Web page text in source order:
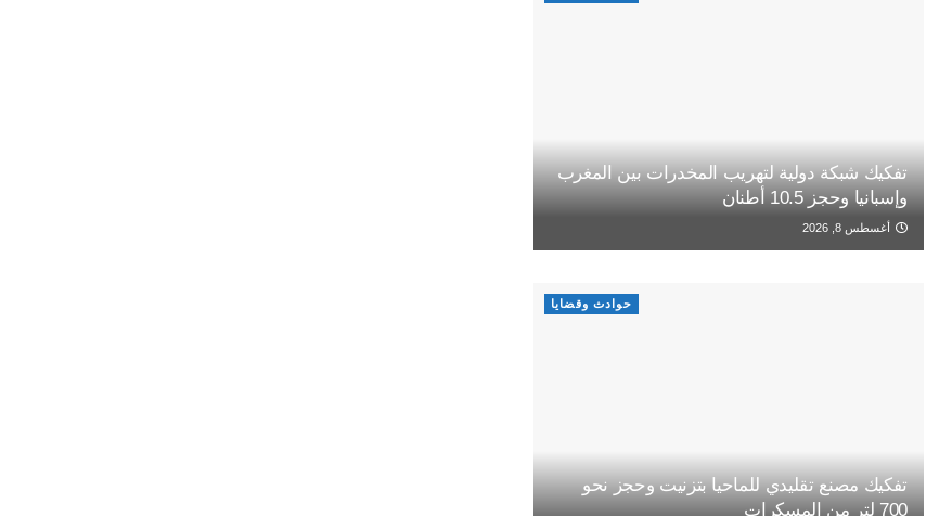
تفكيك شبكة دولية لتهريب المخدرات بين المغرب
وإسبانيا وحجز 10.5 أطنان
أغسطس 8, 2026
حوادث وقضايا
تفكيك مصنع تقليدي للماحيا بتزنيت وحجز نحو
700 لتر من المسكرات